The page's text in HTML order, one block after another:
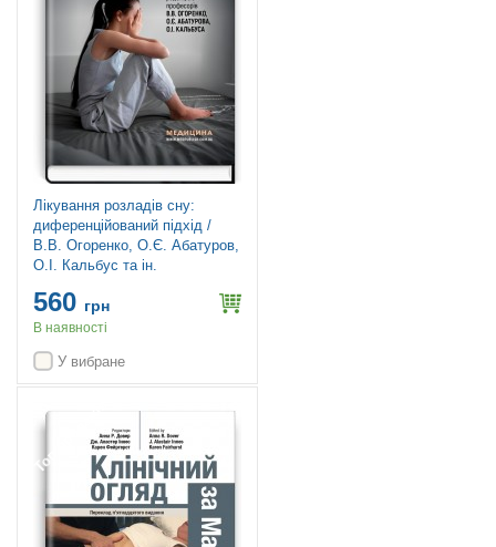
Лікування розладів сну:
диференційований підхід /
В.В. Огоренко, О.Є. Абатуров,
О.І. Кальбус та ін.
560 грн
В наявності
У вибране
Топ продажів